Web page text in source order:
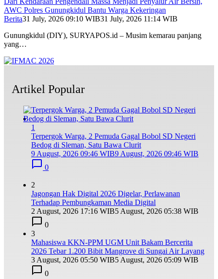
AWC Polres Gunungkidul Bantu Warga Kekeringan
Berita31 July, 2026 09:10 WIB31 July, 2026 11:14 WIB
Gunungkidul (DIY), SURYAPOS.id – Musim kemarau panjang
yang…
Artikel Popular
1
Terpergok Warga, 2 Pemuda Gagal Bobol SD Negeri
Bedog di Sleman, Satu Bawa Clurit
9 August, 2026 09:46 WIB9 August, 2026 09:46 WIB
0
2
Jagongan Hak Digital 2026 Digelar, Perlawanan
Terhadap Pembungkaman Media Digital
2 August, 2026 17:16 WIB5 August, 2026 05:38 WIB
0
3
Mahasiswa KKN-PPM UGM Unit Bakam Bercerita
2026 Tebar 1.200 Bibit Mangrove di Sungai Air Layang
3 August, 2026 05:50 WIB5 August, 2026 05:09 WIB
0